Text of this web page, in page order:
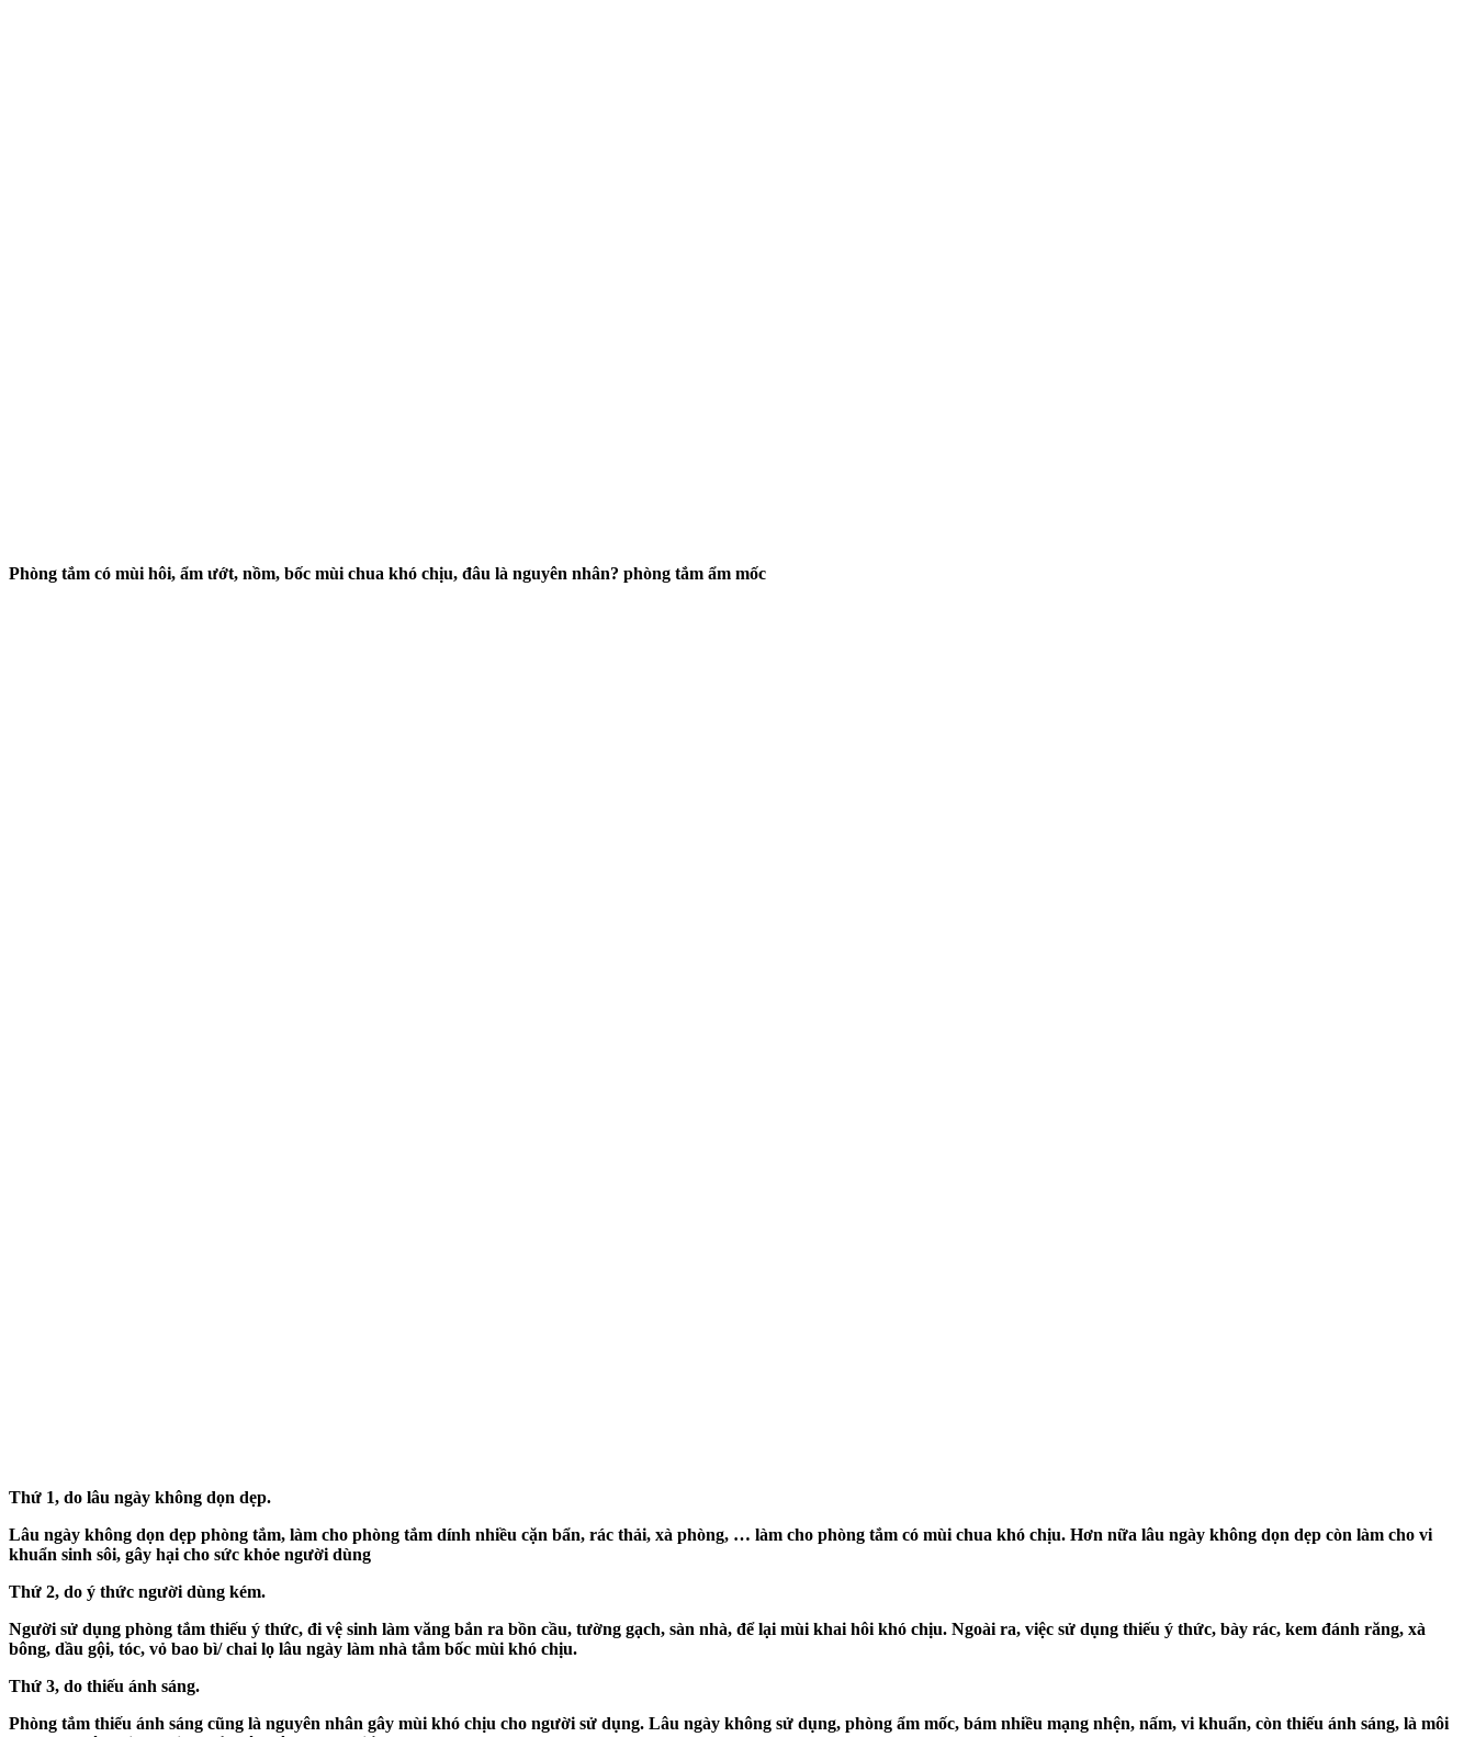
Phòng tắm có mùi hôi, ẩm ướt, nồm, bốc mùi chua khó chịu, đâu là nguyên nhân? phòng tắm ẩm mốc
Thứ 1, do lâu ngày không dọn dẹp.
Lâu ngày không dọn dẹp phòng tắm, làm cho phòng tắm dính nhiều cặn bẩn, rác thải, xà phòng, … làm cho phòng tắm có mùi chua khó chịu. Hơn nữa lâu ngày không dọn dẹp còn làm cho vi
khuẩn sinh sôi, gây hại cho sức khỏe người dùng
Thứ 2, do ý thức người dùng kém.
Người sử dụng phòng tắm thiếu ý thức, đi vệ sinh làm văng bắn ra bồn cầu, tường gạch, sàn nhà, để lại mùi khai hôi khó chịu. Ngoài ra, việc sử dụng thiếu ý thức, bày rác, kem đánh răng, xà
bông, dầu gội, tóc, vỏ bao bì/ chai lọ lâu ngày làm nhà tắm bốc mùi khó chịu.
Thứ 3, do thiếu ánh sáng.
Phòng tắm thiếu ánh sáng cũng là nguyên nhân gây mùi khó chịu cho người sử dụng. Lâu ngày không sử dụng, phòng ẩm mốc, bám nhiều mạng nhện, nấm, vi khuẩn, còn thiếu ánh sáng, là môi